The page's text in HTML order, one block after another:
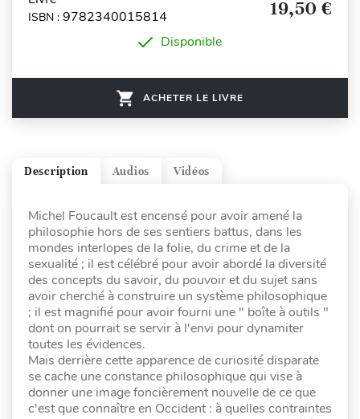
ISBN : 9782340015814 19,50 €
Disponible
ACHETER LE LIVRE
Vidéos
Audios
Description
Michel Foucault est encensé pour avoir amené la
philosophie hors de ses sentiers battus, dans les
mondes interlopes de la folie, du crime et de la
sexualité ; il est célébré pour avoir abordé la diversité
des concepts du savoir, du pouvoir et du sujet sans
avoir cherché à construire un système philosophique
; il est magnifié pour avoir fourni une " boîte à outils "
dont on pourrait se servir à l'envi pour dynamiter
toutes les évidences.
Mais derrière cette apparence de curiosité disparate
se cache une constance philosophique qui vise à
donner une image foncièrement nouvelle de ce que
c'est que connaître en Occident : à quelles contraintes